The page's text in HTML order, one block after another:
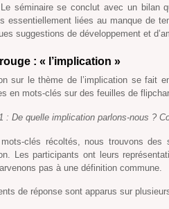
séminaire se conclut avec un bilan
essentiellement liées au manque de
suggestions de développement et
: « l’implication »
sur le thème de l’implication se fait
en mots-clés sur des feuilles de
: De quelle implication parlons-nous ?
clés récoltés, nous trouvons des
Les participants ont leurs
pas à une définition commune.
de réponse sont apparus sur